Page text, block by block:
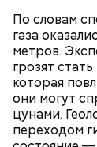
По словам
газа
метров.
грозят
которая
они могут
цунами.
переходом
— Хищник
морской
пояснил
Припяти. А
— Почему-то
том, что
лишь из
когда мир
страшных
качестве